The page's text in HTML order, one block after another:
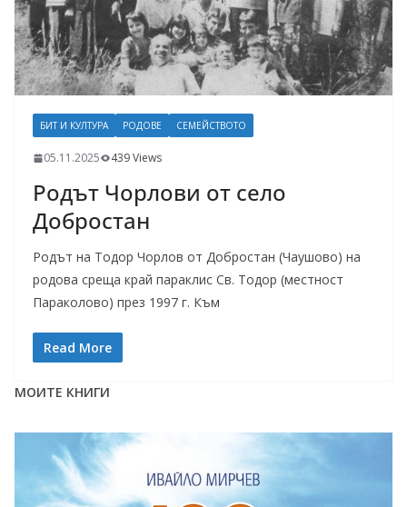
БИТ И КУЛТУРА РОДОВЕ СЕМЕЙСТВОТО
05.11.2025 439 Views
Родът Чорлови от село
Добростан
Родът на Тодор Чорлов от Добростан (Чаушово) на
родова среща край параклис Св. Тодор (местност
Параколово) през 1997 г. Към
Read More
МОИТЕ КНИГИ